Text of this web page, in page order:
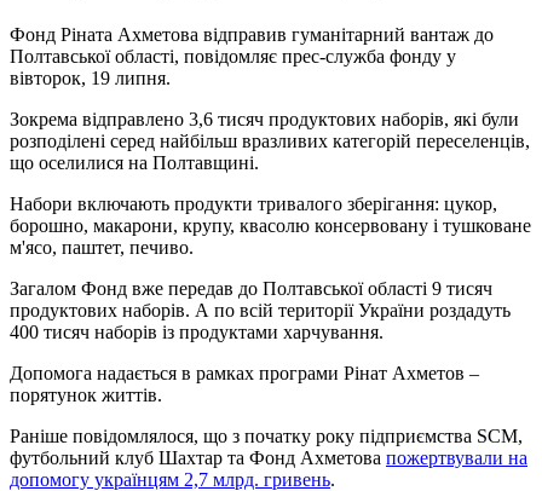
Фонд Ріната Ахметова відправив гуманітарний вантаж до
Полтавської області, повідомляє прес-служба фонду у
вівторок, 19 липня.
Зокрема відправлено 3,6 тисяч продуктових наборів, які були
розподілені серед найбільш вразливих категорій переселенців,
що оселилися на Полтавщині.
Набори включають продукти тривалого зберігання: цукор,
борошно, макарони, крупу, квасолю консервовану і тушковане
м'ясо, паштет, печиво.
Загалом Фонд вже передав до Полтавської області 9 тисяч
продуктових наборів. А по всій території України роздадуть
400 тисяч наборів із продуктами харчування.
Допомога надається в рамках програми Рінат Ахметов –
порятунок життів.
Раніше повідомлялося, що з початку року підприємства SCM,
футбольний клуб Шахтар та Фонд Ахметова пожертвували на
допомогу українцям 2,7 млрд. гривень.